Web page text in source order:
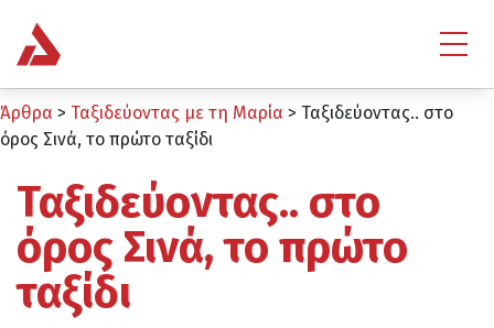
Άρθρα > Ταξιδεύοντας με τη Μαρία > Ταξιδεύοντας.. στο
όρος Σινά, το πρώτο ταξίδι
Ταξιδεύοντας.. στο
όρος Σινά, το πρώτο
ταξίδι